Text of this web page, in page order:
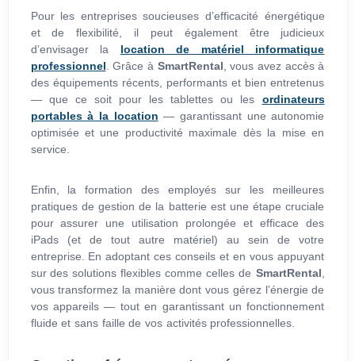
Pour les entreprises soucieuses d’efficacité énergétique
et de flexibilité, il peut également être judicieux
d’envisager la location de matériel informatique
professionnel. Grâce à SmartRental, vous avez accès à
des équipements récents, performants et bien entretenus
— que ce soit pour les tablettes ou les ordinateurs
portables à la location — garantissant une autonomie
optimisée et une productivité maximale dès la mise en
service.
Enfin, la formation des employés sur les meilleures
pratiques de gestion de la batterie est une étape cruciale
pour assurer une utilisation prolongée et efficace des
iPads (et de tout autre matériel) au sein de votre
entreprise. En adoptant ces conseils et en vous appuyant
sur des solutions flexibles comme celles de SmartRental,
vous transformez la manière dont vous gérez l’énergie de
vos appareils — tout en garantissant un fonctionnement
fluide et sans faille de vos activités professionnelles.